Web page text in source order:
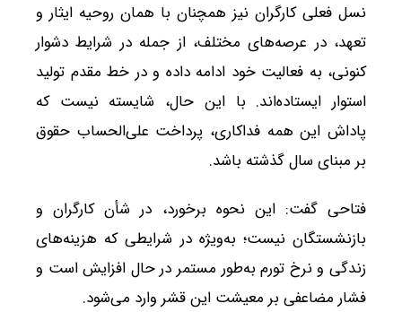
نسل فعلی کارگران نیز همچنان با همان روحیه ایثار و
تعهد، در عرصه‌های مختلف، از جمله در شرایط دشوار
کنونی، به فعالیت خود ادامه داده و در خط مقدم تولید
استوار ایستاده‌اند. با این حال، شایسته نیست که
پاداش این همه فداکاری، پرداخت علی‌الحساب حقوق
بر مبنای سال گذشته باشد.
فتاحی گفت: این نحوه برخورد، در شأن کارگران و
بازنشستگان نیست؛ به‌ویژه در شرایطی که هزینه‌های
زندگی و نرخ تورم به‌طور مستمر در حال افزایش است و
فشار مضاعفی بر معیشت این قشر وارد می‌شود.